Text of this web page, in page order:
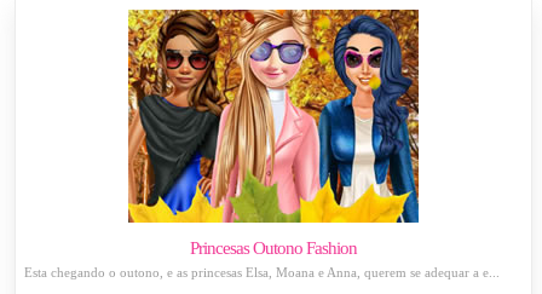
Princesas Outono Fashion
Esta chegando o outono, e as princesas Elsa, Moana e Anna, querem se adequar a e...